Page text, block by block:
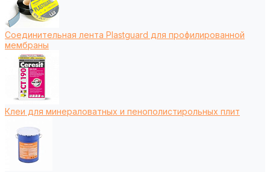
Соединительная лента Plastguard для профилированной
мембраны
Клеи для минераловатных и пенополистирольных плит